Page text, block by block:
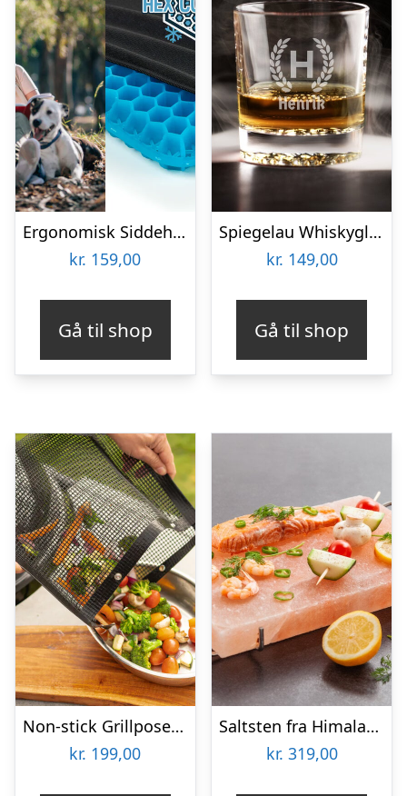
Ergonomisk Siddehynde i Gel
kr. 159,00
Gå til shop
Spiegelau Whiskyglas med Gravering – Egen Tekst
kr. 149,00
Gå til shop
Non-stick Grillposer 2-pak – KitchPro
kr. 199,00
Saltsten fra Himalaya – KitchPro
kr. 319,00